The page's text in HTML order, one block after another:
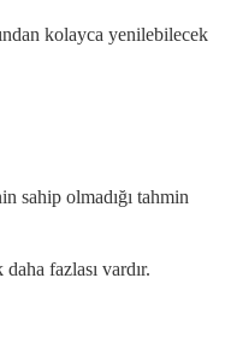
kolayca yenilebilecek
sahip olmadığı tahmin
fazlası vardır.